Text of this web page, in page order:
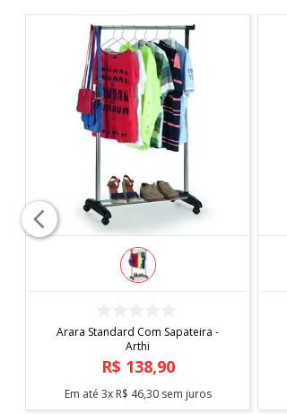
Arara Standard Com Sapateira -
Arthi
R$ 138,90
Em até 3x R$ 46,30sem juros